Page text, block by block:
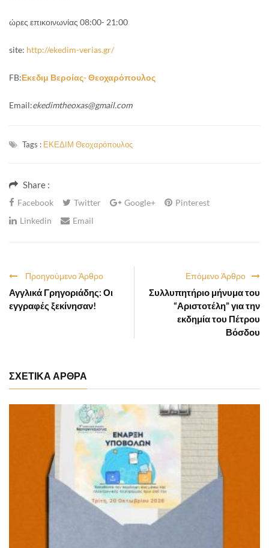
ώρες επικοινωνίας 08:00- 21:00
site: http://ekedim-verias.gr/
FB:Εκεδιμ Βεροίας- Θεοχαρόπουλος
Email:ekedimtheoxas@gmail.com
Tags : ΕΚΕΔΙΜ Θεοχαρόπουλος
Share :
Facebook Twitter Google+
Pinterest
Linkedin
Email
Επόμενο Άρθρο
Συλλυπητήριο μήνυμα του
“Αριστοτέλη” για την
εκδημία του Πέτρου
Βόσδου
Προηγούμενο Άρθρο
Αγγλικά Γρηγοριάδης: Οι
εγγραφές ξεκίνησαν!
ΣΧΕΤΙΚΑ ΑΡΘΡΑ